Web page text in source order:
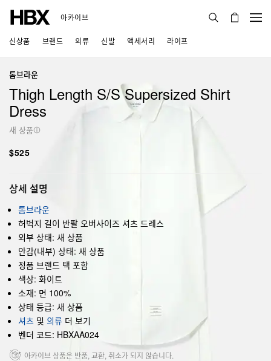
아카이브
신상품 브랜드 의류 신발 액세서리 라이프
톰브라운
Thigh Length S/S Supersized Shirt
Dress
새 상품
$525
상세 설명
톰브라운
허벅지 길이 반팔 오버사이즈 셔츠 드레스
외부 상태: 새 상품
안감(내부) 상태: 새 상품
정품 브랜드 택 포함
색상: 화이트
소재: 면 100%
상태 등급: 새 상품
셔츠 및 의류 더 보기
벤더 코드: HBXAA024
아카이브 상품은 반품, 교환, 취소가 되지 않습니다.